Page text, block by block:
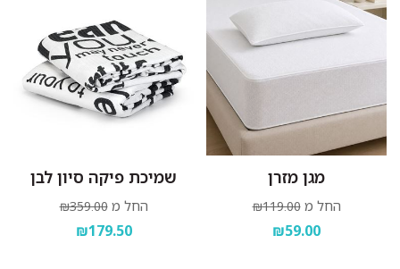
מגן מזרן
החל מ ₪119.00
₪59.00
שמיכת פיקה סיון לבן
החל מ ₪359.00
₪179.50